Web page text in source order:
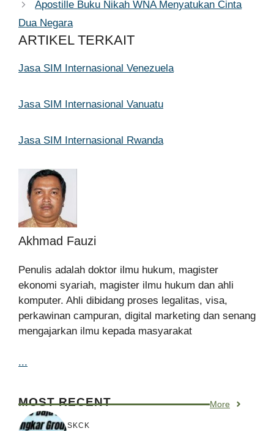
Apostille Buku Nikah WNA Menyatukan Cinta
Dua Negara
ARTIKEL TERKAIT
Jasa SIM Internasional Venezuela
Jasa SIM Internasional Vanuatu
Jasa SIM Internasional Rwanda
Akhmad Fauzi
Penulis adalah doktor ilmu hukum, magister
ekonomi syariah, magister ilmu hukum dan ahli
komputer. Ahli dibidang proses legalitas, visa,
perkawinan campuran, digital marketing dan senang
mengajarkan ilmu kepada masyarakat
...
MOST RECENT More
SKCK